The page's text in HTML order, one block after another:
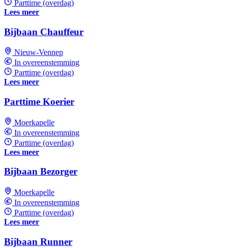
Parttime (overdag)
Lees meer
Bijbaan Chauffeur
Nieuw-Vennep
In overeenstemming
Parttime (overdag)
Lees meer
Parttime Koerier
Moerkapelle
In overeenstemming
Parttime (overdag)
Lees meer
Bijbaan Bezorger
Moerkapelle
In overeenstemming
Parttime (overdag)
Lees meer
Bijbaan Runner